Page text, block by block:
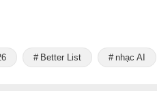
Better List nhạc AI